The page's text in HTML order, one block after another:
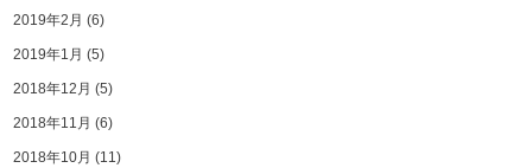
2019年2月 (6)
2019年1月 (5)
2018年12月 (5)
2018年11月 (6)
2018年10月 (11)